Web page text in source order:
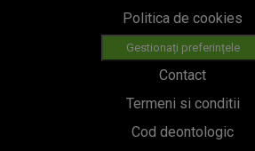
Politica de cookies
Gestionați preferințele
Contact
Termeni si conditii
Cod deontologic